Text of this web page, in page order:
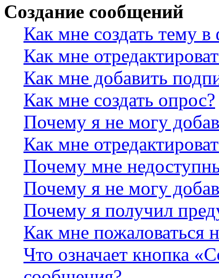
Создание сообщений
Как мне создать тему
Как мне
Как мне добавить
Как мне создать опрос?
Почему я не могу
Как мне
Почему мне
Почему я не могу
Почему я получил
Как мне пожаловаться
Что означает кнопка